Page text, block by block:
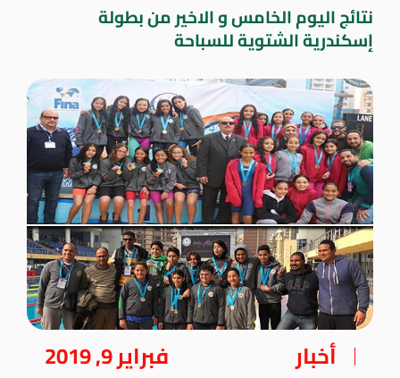
نتائج اليوم الخامس و الاخير من بطولة
إسكندرية الشتوية للسباحة
أخبار فبراير 9, 2019